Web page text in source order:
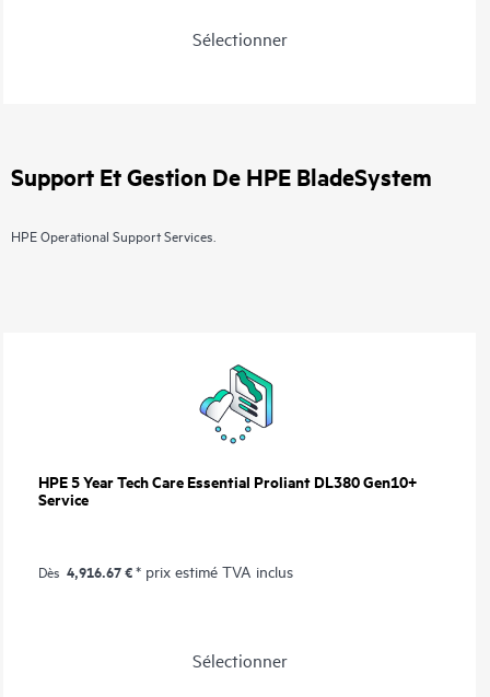
Sélectionner
Support Et Gestion De HPE BladeSystem
HPE Operational Support Services.
HPE 5 Year Tech Care Essential Proliant DL380 Gen10+
Service
Dès 4,916.67 €* prix estimé TVA inclus
Sélectionner